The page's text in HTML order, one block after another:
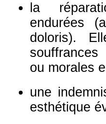
la
endurées
doloris).
ou morales
une
esthétique